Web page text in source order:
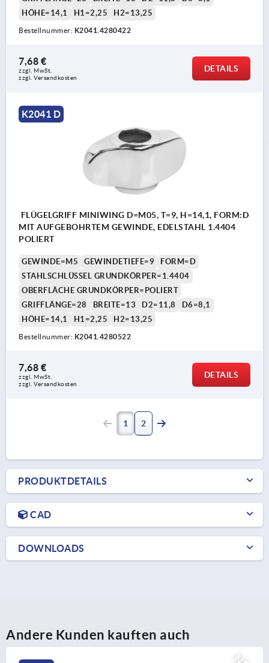
HÖHE=14,1
H1=2,25 H2=13,25
Bestellnummer: K2041.4280422
7,68 €
zzgl. MwSt.
zzgl. Versandkosten
DETAILS
K2041 D
FLÜGELGRIFF MINIWING D=M05, T=9, H=14,1, FORM:D
MIT AUFGEBOHRTEM GEWINDE, EDELSTAHL 1.4404
POLIERT
GEWINDE=M5 GEWINDETIEFE=9
FORM=D
STAHLSCHLÜSSEL GRUNDKÖRPER=1.4404
OBERFLÄCHE GRUNDKÖRPER=POLIERT
GRIFFLÄNGE=28
BREITE=13 D2=11,8
D6=8,1
HÖHE=14,1
H1=2,25 H2=13,25
Bestellnummer: K2041.4280522
7,68 €
zzgl. MwSt.
zzgl. Versandkosten
DETAILS
1 2
PRODUKTDETAILS
CAD
DOWNLOADS
Andere Kunden kauften auch